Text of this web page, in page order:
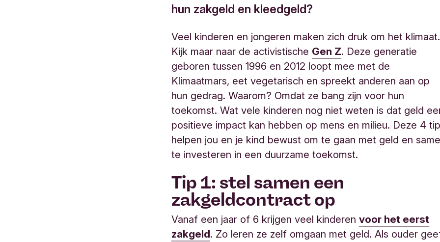
hun zakgeld en kleedgeld?
Veel kinderen en jongeren maken zich druk om het klimaat.
Kijk maar naar de activistische Gen Z. Deze generatie
geboren tussen 1996 en 2012 loopt mee met de
Klimaatmars, eet vegetarisch en spreekt anderen aan op
hun gedrag. Waarom? Omdat ze bang zijn voor hun
toekomst. Wat vele kinderen nog niet weten is dat geld
positieve impact kan hebben op mens en milieu. Deze 4
helpen jou en je kind bewust om te gaan met geld en
te investeren in een duurzame toekomst.
Tip 1: stel samen een
zakgeldcontract op
Vanaf een jaar of 6 krijgen veel kinderenvoor het eerst
zakgeld. Zo leren ze zelf omgaan met geld. Als ouder